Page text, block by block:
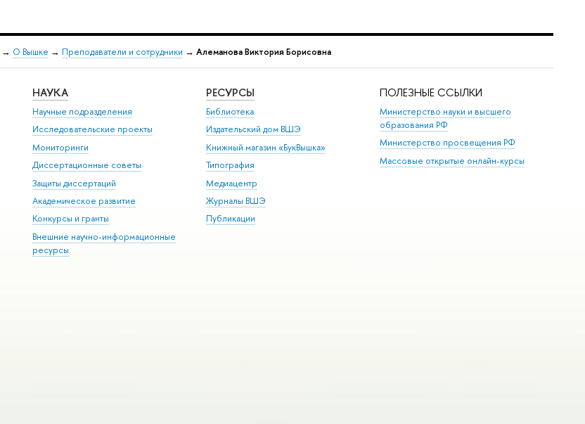
→ О Вышке → Преподаватели и сотрудники → Алеманова Виктория Борисовна
НАУКА
Научные подразделения
Исследовательские проекты
Мониторинги
Диссертационные советы
Защиты диссертаций
Академическое развитие
Конкурсы и гранты
Внешние научно-информационные
ресурсы
РЕСУРСЫ
Библиотека
Издательский дом ВШЭ
Книжный магазин «БукВышка»
Типография
Медиацентр
Журналы ВШЭ
Публикации
ПОЛЕЗНЫЕ ССЫЛКИ
Министерство науки и высшего
образования РФ
Министерство просвещения РФ
Массовые открытые онлайн-курсы